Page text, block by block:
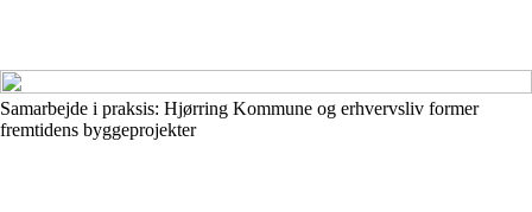
Samarbejde i praksis: Hjørring Kommune og erhvervsliv former
fremtidens byggeprojekter